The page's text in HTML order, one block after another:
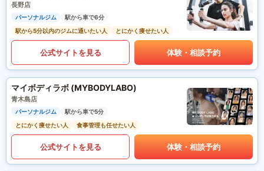
長野店
パーソナルジム
駅から車で6分
駅から5分以内のジムに通いたい人
とにかく痩せたい人
公式サイトを見る 体験・相談予約
マイボディラボ (MYBODYLABO)
青木島店
パーソナルジム
駅から車で5分
とにかく痩せたい人
食事管理も任せたい人
公式サイトを見る 体験・相談予約